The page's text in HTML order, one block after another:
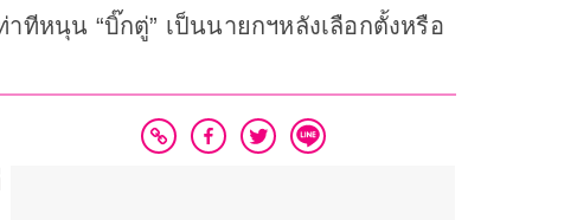
าทีหนุน “บิ๊กตู่” เป็นนายกฯหลังเลือกตั้งหรือ